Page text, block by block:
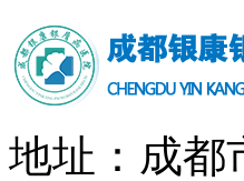
地址：成都